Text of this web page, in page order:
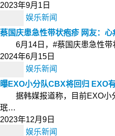
2023年9月1日
娱乐新闻
蔡国庆患急性带状疱疹 网友：心
6月14日，#蔡国庆患急性带
2024年6月15日
娱乐新闻
曝EXO小分队CBX将回归 EXO
据韩媒报道称，目前EXO小
珉…
2023年12月9日
娱乐新闻